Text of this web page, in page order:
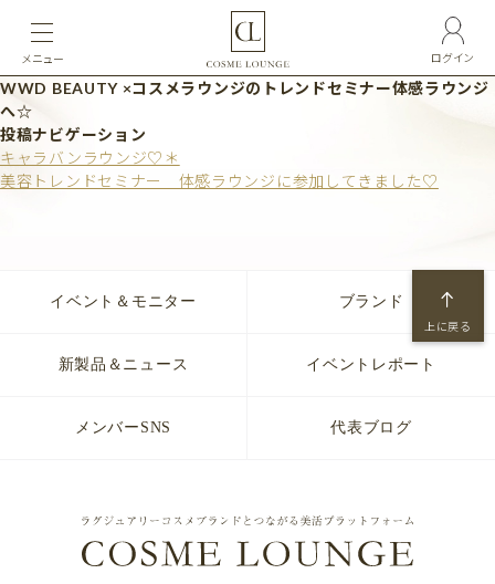
ログイン
メニュー
WWD BEAUTY ×コスメラウンジのトレンドセミナー体感ラウンジ
へ☆
投稿ナビゲーション
キャラバンラウンジ♡＊
美容トレンドセミナー 体感ラウンジに参加してきました♡
上に戻る
イベント＆モニター ブランド
新製品＆ニュース イベントレポート
メンバーSNS 代表ブログ